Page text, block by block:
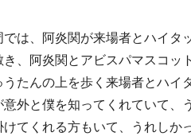
は、阿炎関が来場者とハイタ
、阿炎関とアビスパマスコ
たんの上を歩く来場者とハ
外と僕を知ってくれていて
てくれる方もいて、うれし